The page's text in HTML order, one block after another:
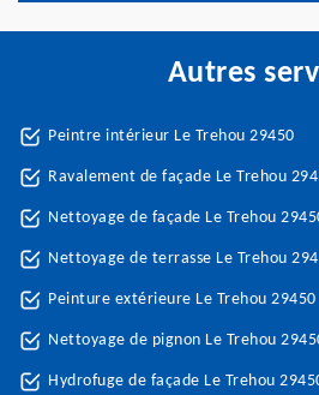
Autres
Peintre intérieur Le Trehou 29450
Ravalement de façade Le Trehou
Nettoyage de façade Le Trehou
Nettoyage de terrasse Le Trehou
Peinture extérieure Le Trehou 29450
Nettoyage de pignon Le Trehou
Hydrofuge de façade Le Trehou